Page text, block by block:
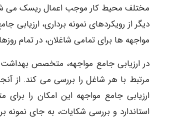
مختلف محیط کار موجب اعمال ریسک می
دیگر از رویکردهای نمونه برداری،
مواجهه ها برای تمامی شاغلان، در تمام
در ارزیابی جامع مواجهه، متخصص
ارزیابی جامع مواجهه این امکان را
استاندارد و بررسی شکایات، به جای نمونه